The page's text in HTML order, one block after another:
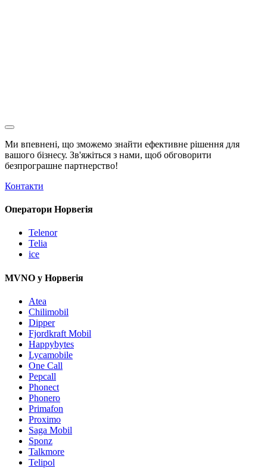
Ми впевнені, що зможемо знайти ефективне рішення для
вашого бізнесу. Зв'яжіться з нами, щоб обговорити
безпрограшне партнерство!
Контакти
Оператори Норвегія
Telenor
Telia
ice
MVNO у Норвегія
Atea
Chilimobil
Dipper
Fjordkraft Mobil
Happybytes
Lycamobile
One Call
Pepcall
Phonect
Phonero
Primafon
Proximo
Saga Mobil
Sponz
Talkmore
Telipol